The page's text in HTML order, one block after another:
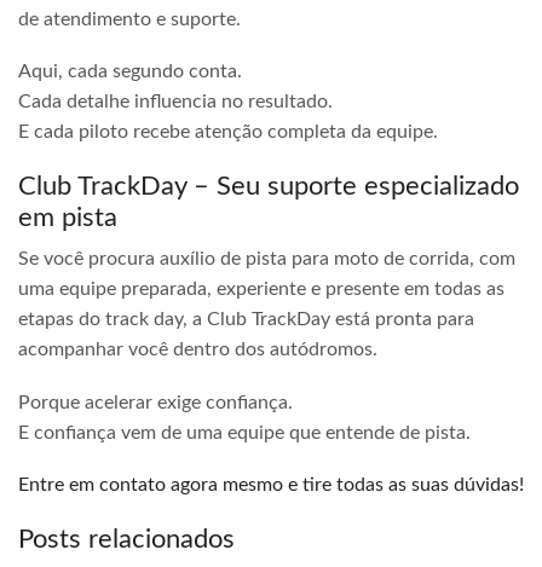
de atendimento e suporte.
Aqui, cada segundo conta.
Cada detalhe influencia no resultado.
E cada piloto recebe atenção completa da equipe.
Club TrackDay – Seu suporte especializado
em pista
Se você procura auxílio de pista para moto de corrida, com
uma equipe preparada, experiente e presente em todas as
etapas do track day, a Club TrackDay está pronta para
acompanhar você dentro dos autódromos.
Porque acelerar exige confiança.
E confiança vem de uma equipe que entende de pista.
Entre em contato agora mesmo e tire todas as suas dúvidas!
Posts relacionados